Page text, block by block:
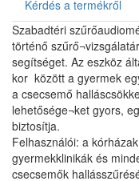
Kérdés a termékről
Szabadtéri
történő
segítséget. Az eszköz
kor között a gyermek
a csecsemő
lehetősége¬ket gyors,
biztosítja.
Felhasználói: a
gyermekklinikák és
csecsemők